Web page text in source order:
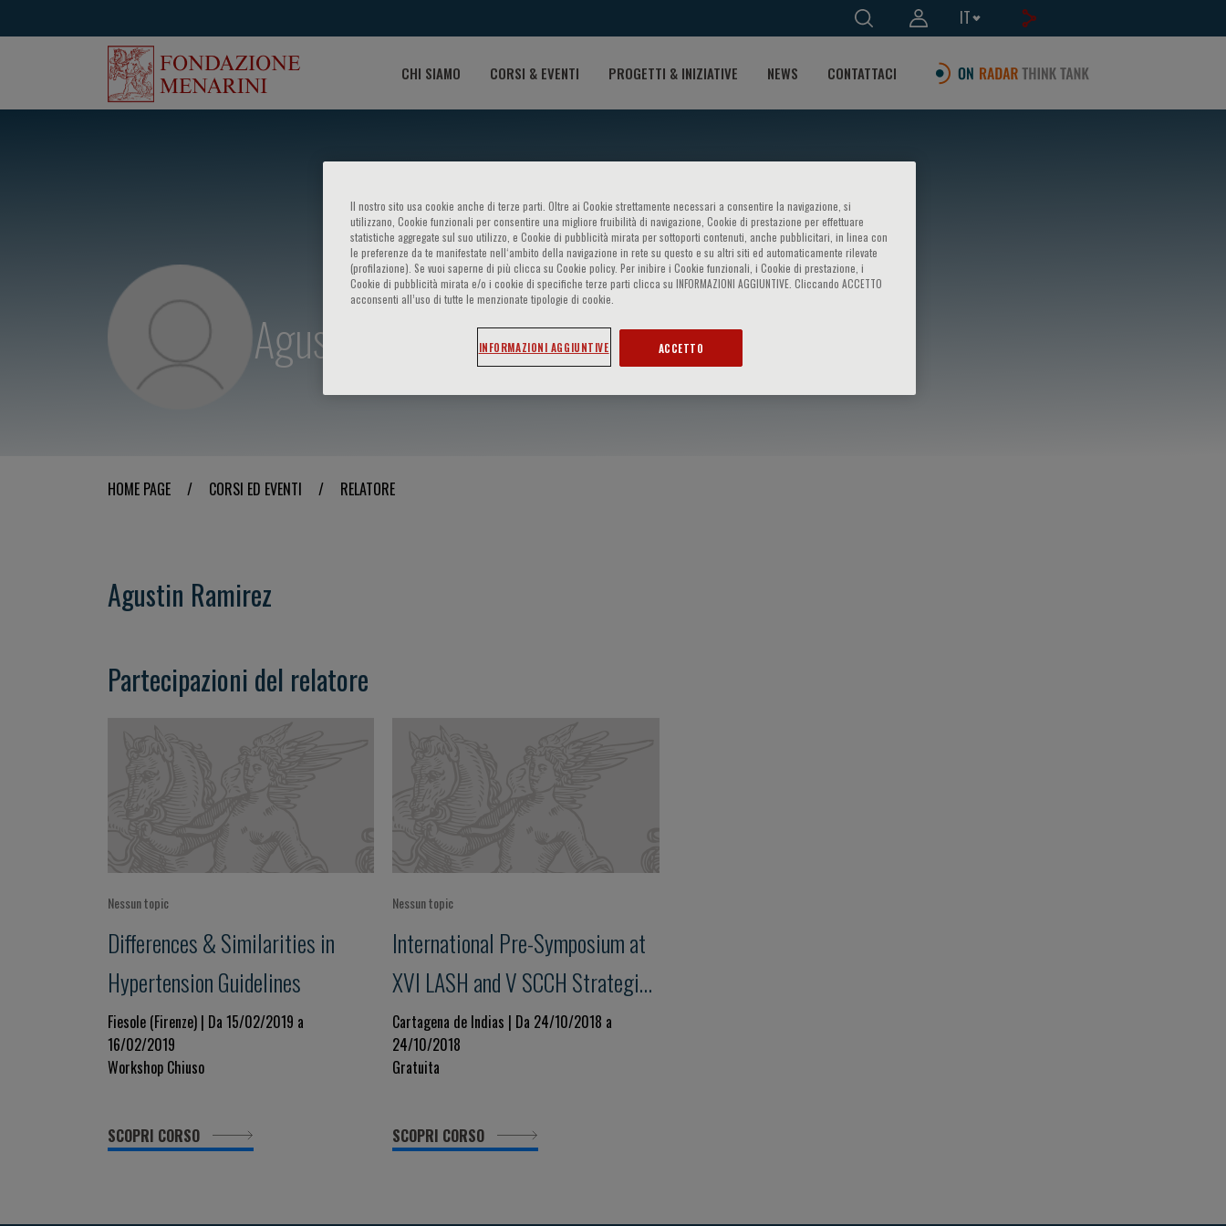
IT
CHI SIAMO CORSI & EVENTI PROGETTI & INIZIATIVE NEWS CONTATTACI
Agustin Ramirez
HOME PAGE / CORSI ED EVENTI / RELATORE
Agustin Ramirez
Partecipazioni del relatore
Nessun topic
Differences & Similarities in
Hypertension Guidelines
Fiesole (Firenze) | Da 15/02/2019 a
16/02/2019
Workshop Chiuso
SCOPRI CORSO
Nessun topic
International Pre-Symposium at
XVI LASH and V SCCH Strategies
to Reduce Premature
Cardiovascular Morbidity and
Cartagena de Indias | Da 24/10/2018 a
24/10/2018
Gratuita
SCOPRI CORSO
Il nostro sito usa cookie anche di terze parti. Oltre ai Cookie strettamente necessari a consentire la navigazione, si
utilizzano, Cookie funzionali per consentire una migliore fruibilità di navigazione, Cookie di prestazione per effettuare
statistiche aggregate sul suo utilizzo, e Cookie di pubblicità mirata per sottoporti contenuti, anche pubblicitari, in linea con
le preferenze da te manifestate nell‘ambito della navigazione in rete su questo e su altri siti ed automaticamente rilevate
(profilazione). Se vuoi saperne di più clicca su Cookie policy. Per inibire i Cookie funzionali, i Cookie di prestazione, i
Cookie di pubblicità mirata e/o i cookie di specifiche terze parti clicca su INFORMAZIONI AGGIUNTIVE. Cliccando ACCETTO
acconsenti all’uso di tutte le menzionate tipologie di cookie.
INFORMAZIONI AGGIUNTIVE ACCETTO